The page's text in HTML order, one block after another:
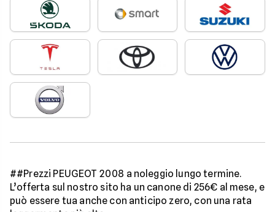
##Prezzi PEUGEOT 2008 a noleggio lungo termine.
L’offerta sul nostro sito ha un canone di 256€ al mese, e
può essere tua anche con anticipo zero, con una rata